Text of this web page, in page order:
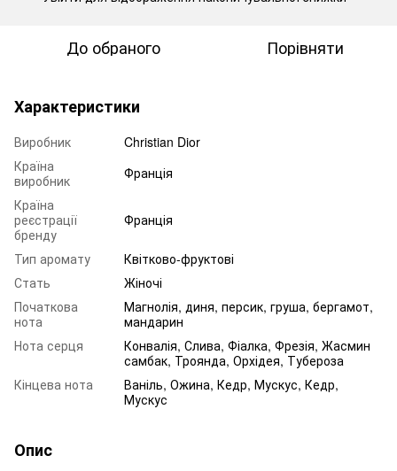
До обраного Порівняти
Характеристики
Виробник
Christian Dior
Країна
виробник
Франція
Країна
реєстрації
бренду
Франція
Тип аромату
Квітково-фруктові
Стать
Жіночі
Початкова
нота
Магнолія, диня, персик, груша, бергамот,
мандарин
Нота серця
Конвалія, Слива, Фіалка, Фрезія, Жасмин
самбак, Троянда, Орхідея, Тубероза
Кінцева нота
Ваніль, Ожина, Кедр, Мускус, Кедр,
Мускус
Опис